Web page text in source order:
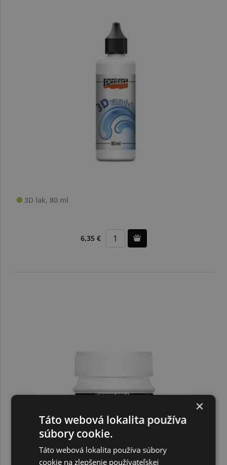
3D lak, 80 ml
6,35 €
×
Táto webová lokalita používa
súbory cookie.
Táto webová lokalita používa súbory
cookie na zlepšenie používateľskej